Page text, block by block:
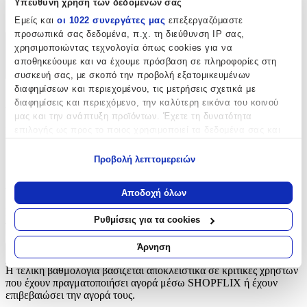
Υπεύθυνη χρήση των δεδομένων σας
Εμείς και οι 1022 συνεργάτες μας επεξεργαζόμαστε
προσωπικά σας δεδομένα, π.χ. τη διεύθυνση IP σας,
χρησιμοποιώντας τεχνολογία όπως cookies για να
αποθηκεύουμε και να έχουμε πρόσβαση σε πληροφορίες στη
συσκευή σας, με σκοπό την προβολή εξατομικευμένων
διαφημίσεων και περιεχομένου, τις μετρήσεις σχετικά με
διαφημίσεις και περιεχόμενο, την καλύτερη εικόνα του κοινού
μας και την ανάπτυξη προϊόντων. Έχετε τη δυνατότητα
Να συλλέξουμε πληροφορίες σχετικά με τη γεωγραφική
σας τοποθεσία, οι οποίες μπορεί να είναι ακριβείς σε
απόσταση μερικών μέτρων
Να αναγνωρίσουμε τη συσκευή σας σαρώνοντας ενεργά
για συγκεκριμένα χαρακτηριστικά (δακτυλικό αποτύπωμα)
Μάθετε περισσότερα σχετικά με τον τρόπο επεξεργασίας των
προσωπικών σας δεδομένων και καθορίστε τις προτιμήσεις σας
στηνενότητα “Λεπτομέρειες”. Μπορείτε να αλλάξετε ή να
ανακαλέσετε τη συγκατάθεσή σας ανά πάσα στιγμή από τη
Προβολή λεπτομερειών
Αποδοχή όλων
Ρυθμίσεις για τα cookies
Άρνηση
Φερμουάρ
Χαρακτηριστικά
+
Χαρακτηριστικά
Αξιολογήσεις
Προς το παρόν δεν υπάρχουν άλλες αξιολογήσεις. Όταν
προστεθούν, θα εμφανιστούν εδώ.
Πώς υπολογίζεται η βαθμολογία
Η τελική βαθμολογία βασίζεται αποκλειστικά σε κριτικές χρηστών
που έχουν πραγματοποιήσει αγορά μέσω SHOPFLIX ή έχουν
επιβεβαιώσει την αγορά τους.